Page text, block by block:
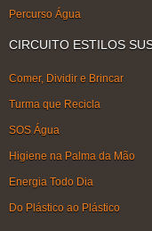
Percurso Água
CIRCUITO ESTILOS
Comer, Dividir e Brincar
Turma que Recicla
SOS Água
Higiene na Palma da Mão
Energia Todo Dia
Do Plástico ao Plástico